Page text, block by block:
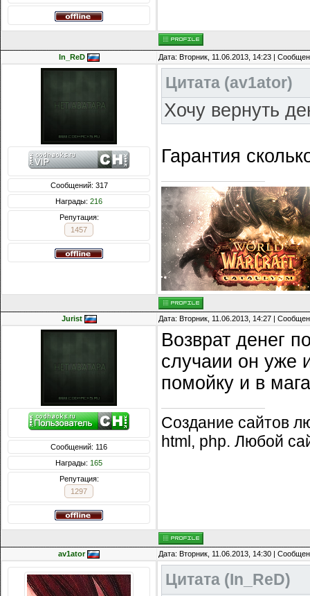
In_ReD Дата: Вторник, 11.06.2013, 14:23 |
Сообщений: 317
Награды: 216
Репутация:
1457
Цитата (av1ator)
Хочу вернуть
Гарантия
Jurist Дата: Вторник, 11.06.2013, 14:27 |
Сообщений: 116
Награды: 165
Репутация:
1297
Возврат денег
случаии он уже
помойку и в
Создание сайтов
html, php. Любой
av1ator Дата: Вторник, 11.06.2013, 14:30 |
Цитата (In_ReD)